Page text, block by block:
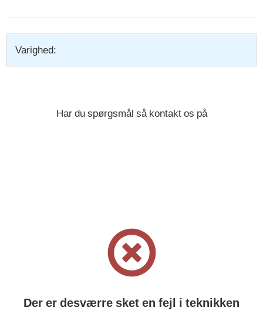
Varighed:
Har du spørgsmål så kontakt os på
Der er desværre sket en fejl i teknikken